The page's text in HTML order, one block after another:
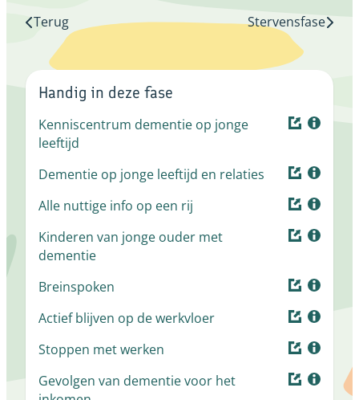
Terug
Stervensfase
Handig in deze fase
Kenniscentrum dementie op jonge
leeftijd
Dementie op jonge leeftijd en relaties
Alle nuttige info op een rij
Kinderen van jonge ouder met
dementie
Breinspoken
Actief blijven op de werkvloer
Stoppen met werken
Gevolgen van dementie voor het